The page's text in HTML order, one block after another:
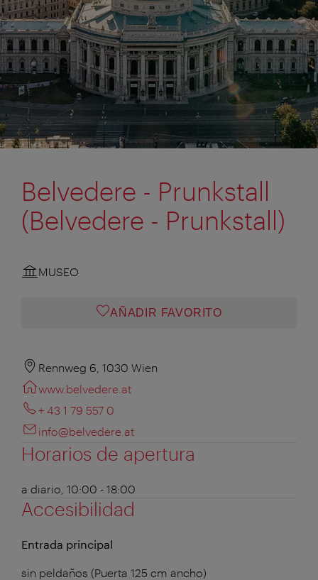
Belvedere - Prunkstall
(Belvedere - Prunkstall)
MUSEO
AÑADIR FAVORITO
Rennweg 6, 1030 Wien
www.belvedere.at
+ 43 1 79 557 0
info@belvedere.at
Horarios de apertura
a diario, 10:00 - 18:00
Accesibilidad
Entrada principal
sin peldaños (Puerta 125 cm ancho)